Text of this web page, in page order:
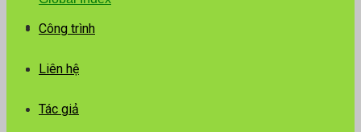
Công trình
Liên hệ
Tác giả